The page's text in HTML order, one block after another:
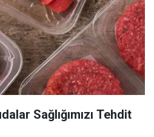
Sağlığımızı Tehdit